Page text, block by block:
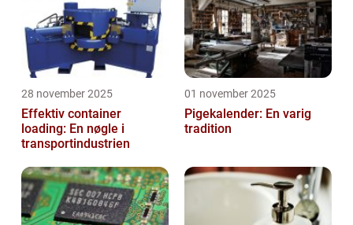
28 november 2025
Effektiv container
loading: En nøgle i
transportindustrien
01 november 2025
Pigekalender: En varig
tradition